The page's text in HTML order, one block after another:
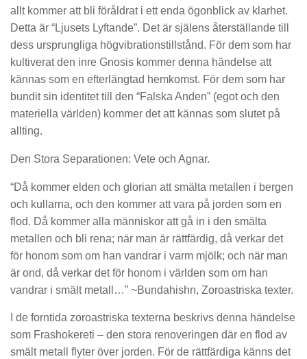
allt kommer att bli föråldrat i ett enda ögonblick av klarhet.
Detta är “Ljusets Lyftande”. Det är själens återställande till
dess ursprungliga högvibrationstillstånd. För dem som har
kultiverat den inre Gnosis kommer denna händelse att
kännas som en efterlängtad hemkomst. För dem som har
bundit sin identitet till den “Falska Anden” (egot och den
materiella världen) kommer det att kännas som slutet på
allting.
Den Stora Separationen: Vete och Agnar.
“Då kommer elden och glorian att smälta metallen i bergen
och kullarna, och den kommer att vara på jorden som en
flod. Då kommer alla människor att gå in i den smälta
metallen och bli rena; när man är rättfärdig, då verkar det
för honom som om han vandrar i varm mjölk; och när man
är ond, då verkar det för honom i världen som om han
vandrar i smält metall…” ~Bundahishn, Zoroastriska texter.
I de forntida zoroastriska texterna beskrivs denna händelse
som Frashokereti – den stora renoveringen där en flod av
smält metall flyter över jorden. För de rättfärdiga känns det